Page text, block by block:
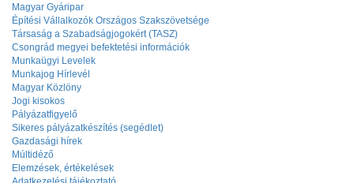
Magyar Gyáripar
Építési Vállalkozók Országos Szakszövetsége
Társaság a Szabadságjogokért (TASZ)
Csongrád megyei befektetési információk
Munkaügyi Levelek
Munkajog Hírlevél
Magyar Közlöny
Jogi kisokos
Pályázatfigyelő
Sikeres pályázatkészítés (segédlet)
Gazdasági hírek
Múltidéző
Elemzések, értékelések